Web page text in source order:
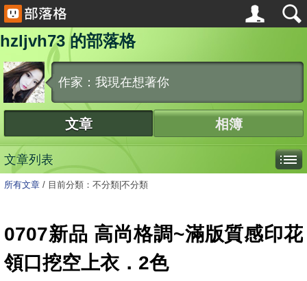
hzljvh73 的部落格
作家：我現在想著你
文章 相簿
文章列表
所有文章 / 目前分類：不分類|不分類
0707新品 高尚格調~滿版質感印花
領口挖空上衣．2色